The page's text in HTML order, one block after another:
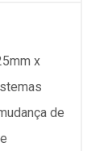
x
de